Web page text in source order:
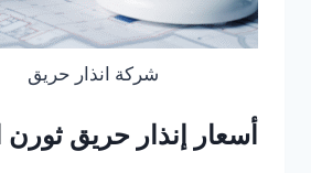
شركة انذار حريق
أسعار إنذار حريق ثورن